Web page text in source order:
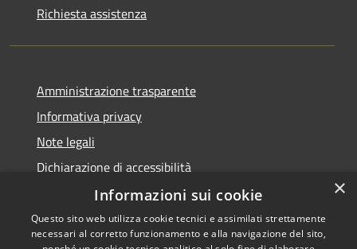
Richiesta assistenza
Amministrazione trasparente
Informativa privacy
Note legali
Dichiarazione di accessibilità
×
Informazioni sui cookie
Questo sito web utilizza cookie tecnici e assimilati strettamente
necessari al corretto funzionamento e alla navigazione del sito,